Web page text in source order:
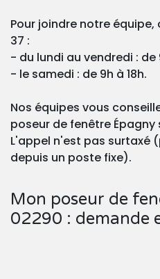
Pour joindre notre équipe,
37 :
- du lundi au vendredi : de
- le samedi : de 9h à 18h.
Nos équipes vous
poseur de fenêtre
L'appel n'est pas surtaxé
depuis un poste fixe).
Mon poseur de
02290 : demande